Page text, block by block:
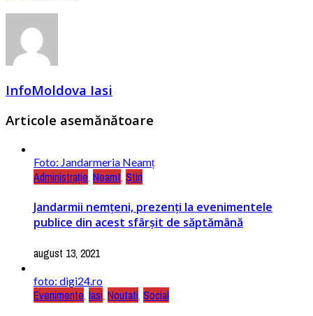
InfoMoldova Iasi
Articole asemănătoare
Foto: Jandarmeria Neamț
Administrație, Neamt, Știri
Jandarmii nemțeni, prezenți la evenimentele
publice din acest sfârșit de săptămână
august 13, 2021
foto: digi24.ro
Evenimente, Iasi, Noutati, Social